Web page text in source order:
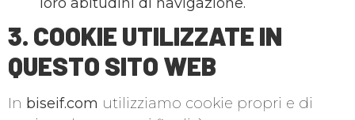
3. COOKIE UTILIZZATE IN
QUESTO SITO WEB
In biseif.com utilizziamo cookie propri e di